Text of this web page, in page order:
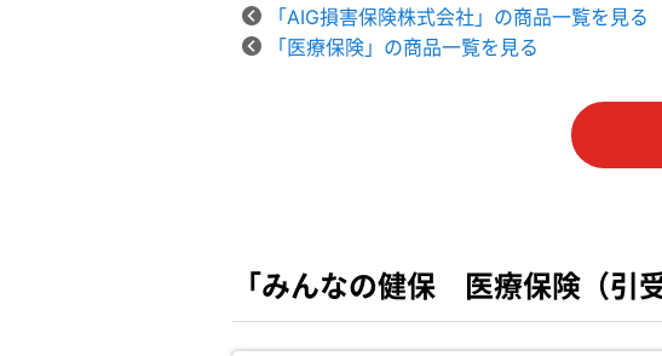
「AIG損害保険株式会社」の商品一覧を見る
「医療保険」の商品一覧を見る
「みんなの健保 医療保険（引